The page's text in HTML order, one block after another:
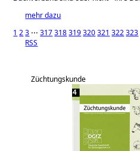
mehr dazu
1 23 ⋅⋅⋅317318319320321 322323
RSS
Züchtungskunde